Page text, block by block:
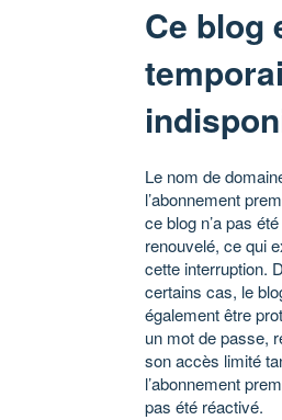
Ce blog
Le nom de
l’abonnement
ce blog n’a pas été
renouvelé, ce qui
cette interruption.
certains cas, le
également être
un mot de passe,
son accès limité
l’abonnement
pas été réactivé.